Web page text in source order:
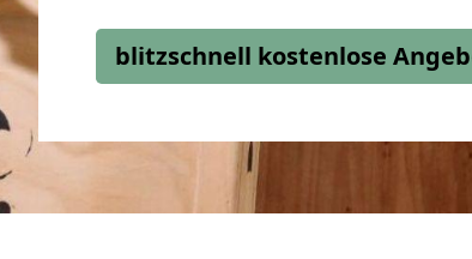
blitzschnell kostenlose